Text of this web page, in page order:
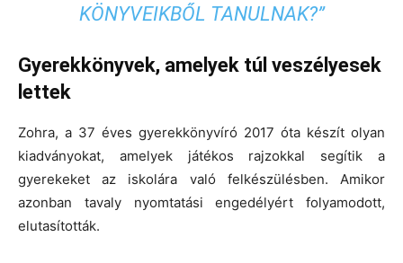
KÖNYVEIKBŐL TANULNAK?”
Gyerekkönyvek, amelyek túl veszélyesek
lettek
Zohra, a 37 éves gyerekkönyvíró 2017 óta készít olyan
kiadványokat, amelyek játékos rajzokkal segítik a
gyerekeket az iskolára való felkészülésben. Amikor
azonban tavaly nyomtatási engedélyért folyamodott,
elutasították.